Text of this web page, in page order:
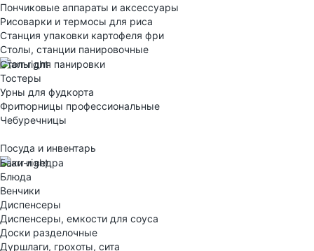
Пончиковые аппараты и аксессуары
Рисоварки и термосы для риса
Станция упаковки картофеля фри
Столы, станции панировочные
Столы для панировки
Тостеры
Урны для фудкорта
Фритюрницы профессиональные
Чебуречницы
Посуда и инвентарь
Баки и ведра
Блюда
Венчики
Диспенсеры
Диспенсеры, емкости для соуса
Доски разделочные
Дуршлаги, грохоты, сита